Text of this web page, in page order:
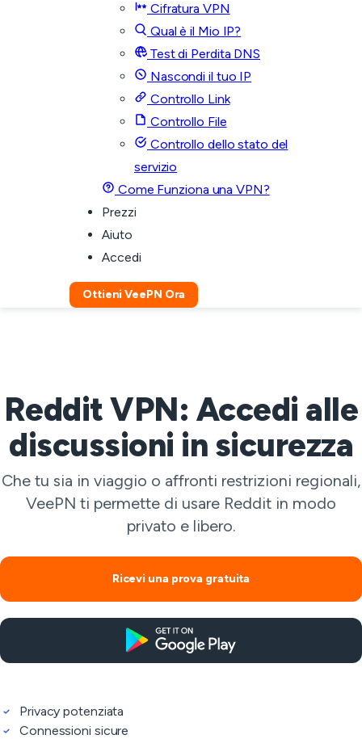
Cifratura VPN
Qual è il Mio IP?
Test di Perdita DNS
Nascondi il tuo IP
Controllo Link
Controllo File
Controllo dello stato del
servizio
Come Funziona una VPN?
Prezzi
Aiuto
Accedi
Ottieni VeePN Ora
Reddit VPN: Accedi alle
discussioni in sicurezza
Che tu sia in viaggio o affronti restrizioni regionali,
VeePN ti permette di usare Reddit in modo
privato e libero.
Ricevi una prova gratuita
Privacy potenziata
Connessioni sicure